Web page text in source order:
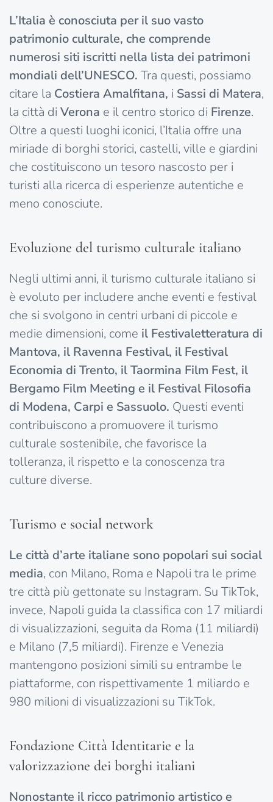
L’Italia è conosciuta per il suo vasto
patrimonio culturale, che comprende
numerosi siti iscritti nella lista dei patrimoni
mondiali dell’UNESCO. Tra questi, possiamo
citare la Costiera Amalfitana, i Sassi di Matera,
la città di Verona e il centro storico di Firenze.
Oltre a questi luoghi iconici, l’Italia offre una
miriade di borghi storici, castelli, ville e giardini
che costituiscono un tesoro nascosto per i
turisti alla ricerca di esperienze autentiche e
meno conosciute.
Evoluzione del turismo culturale italiano
Negli ultimi anni, il turismo culturale italiano si
è evoluto per includere anche eventi e festival
che si svolgono in centri urbani di piccole e
medie dimensioni, come il Festivaletteratura di
Mantova, il Ravenna Festival, il Festival
Economia di Trento, il Taormina Film Fest, il
Bergamo Film Meeting e il Festival Filosofia
di Modena, Carpi e Sassuolo. Questi eventi
contribuiscono a promuovere il turismo
culturale sostenibile, che favorisce la
tolleranza, il rispetto e la conoscenza tra
culture diverse.
Turismo e social network
Le città d’arte italiane sono popolari sui social
media, con Milano, Roma e Napoli tra le prime
tre città più gettonate su Instagram. Su TikTok,
invece, Napoli guida la classifica con 17 miliardi
di visualizzazioni, seguita da Roma (11 miliardi)
e Milano (7,5 miliardi). Firenze e Venezia
mantengono posizioni simili su entrambe le
piattaforme, con rispettivamente 1 miliardo e
980 milioni di visualizzazioni su TikTok.
Fondazione Città Identitarie e la
valorizzazione dei borghi italiani
Nonostante il ricco patrimonio artistico e